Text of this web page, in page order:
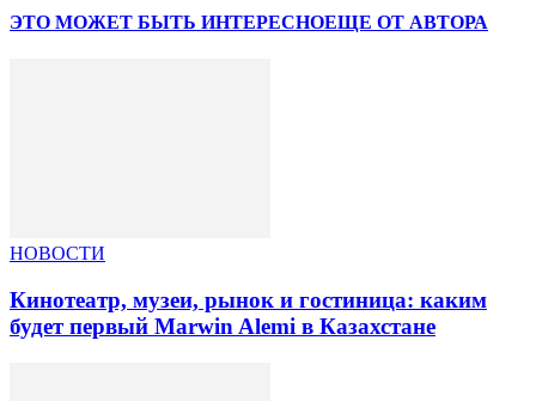
ЭТО МОЖЕТ БЫТЬ ИНТЕРЕСНОЕЩЕ ОТ АВТОРА
НОВОСТИ
Кинотеатр, музеи, рынок и гостиница: каким
будет первый Marwin Alemi в Казахстане